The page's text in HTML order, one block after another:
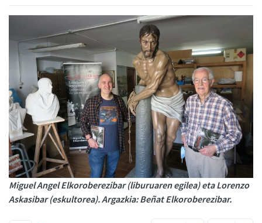
Miguel Angel Elkoroberezibar (liburuaren egilea) eta Lorenzo
Askasibar (eskultorea). Argazkia: Beñat Elkoroberezibar.